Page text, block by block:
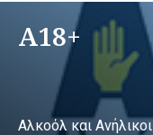
A18+
Αλκοόλ και Ανήλικοι